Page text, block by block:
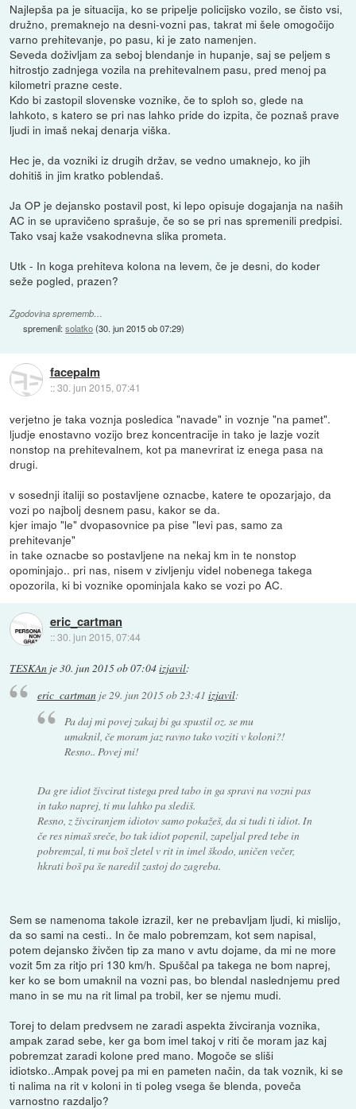
Najlepša pa je situacija, ko se pripelje policijsko vozilo, se čisto vsi,
družno, premaknejo na desni-vozni pas, takrat mi šele omogočijo
varno prehitevanje, po pasu, ki je zato namenjen.
Seveda doživljam za seboj blendanje in hupanje, saj se peljem s
hitrostjo zadnjega vozila na prehitevalnem pasu, pred menoj pa
kilometri prazne ceste.
Kdo bi zastopil slovenske voznike, če to sploh so, glede na
lahkoto, s katero se pri nas lahko pride do izpita, če poznaš prave
ljudi in imaš nekaj denarja viška.
Hec je, da vozniki iz drugih držav, se vedno umaknejo, ko jih
dohitiš in jim kratko poblendaš.
Ja OP je dejansko postavil post, ki lepo opisuje dogajanja na naših
AC in se upravičeno sprašuje, če so se pri nas spremenili predpisi.
Tako vsaj kaže vsakodnevna slika prometa.
Utk - In koga prehiteva kolona na levem, če je desni, do koder
seže pogled, prazen?
Zgodovina sprememb…
spremenil:solatko(30. jun 2015 ob 07:29)
facepalm
::30. jun 2015, 07:41
verjetno je taka voznja posledica "navade" in voznje "na pamet".
ljudje enostavno vozijo brez koncentracije in tako je lazje vozit
nonstop na prehitevalnem, kot pa manevrirat iz enega pasa na
drugi.
v sosednji italiji so postavljene oznacbe, katere te opozarjajo, da
vozi po najbolj desnem pasu, kakor se da.
kjer imajo "le" dvopasovnice pa pise "levi pas, samo za
prehitevanje"
in take oznacbe so postavljene na nekaj km in te nonstop
opominjajo.. pri nas, nisem v zivljenju videl nobenega takega
opozorila, ki bi voznike opominjala kako se vozi po AC.
eric_cartman
::30. jun 2015, 07:44
TESKAn je30. jun 2015 ob 07:04izjavil:
eric_cartmanje29. jun 2015 ob 23:41 izjavil:
Pa daj mi povej zakaj bi ga spustil oz. se mu
umaknil, če moram jaz ravno tako voziti v koloni?!
Resno.. Povej mi!
Da gre idiot živcirat tistega pred tabo in ga spravi na vozni pas
in tako naprej, ti mu lahko pa slediš.
Resno, z živciranjem idiotov samo pokažeš, da si tudi ti idiot. In
če res nimaš sreče, bo tak idiot popenil, zapeljal pred tebe in
pobremzal, ti mu boš zletel v rit in imel škodo, uničen večer,
hkrati boš pa še naredil zastoj do zagreba.
Sem se namenoma takole izrazil, ker ne prebavljam ljudi, ki mislijo,
da so sami na cesti.. In če malo pobremzam, kot sem napisal,
potem dejansko živčen tip za mano v avtu dojame, da mi ne more
vozit 5m za ritjo pri 130 km/h. Spuščal pa takega ne bom naprej,
ker ko se bom umaknil na vozni pas, bo blendal naslednjemu pred
mano in se mu na rit limal pa trobil, ker se njemu mudi.
Torej to delam predvsem ne zaradi aspekta živciranja voznika,
ampak zarad sebe, ker ga bom imel takoj v riti če moram jaz kaj
pobremzat zaradi kolone pred mano. Mogoče se sliši
idiotsko..Ampak povej pa mi en pameten način, da tak voznik, ki se
ti nalima na rit v koloni in ti poleg vsega še blenda, poveča
varnostno razdaljo?